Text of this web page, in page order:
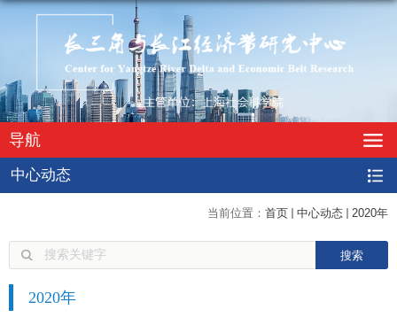
导航
中心动态
当前位置： 首页 中心动态 2020年
2020年